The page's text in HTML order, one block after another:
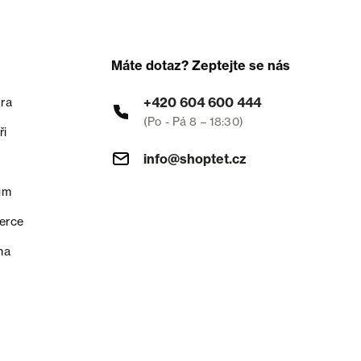
Máte dotaz? Zeptejte se nás
+420 604 600 444
(Po - Pá 8 – 18:30)
info@shoptet.cz